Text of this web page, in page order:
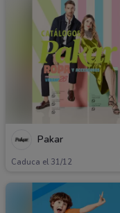
Pakar
Caduca el 31/12